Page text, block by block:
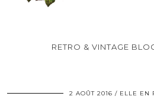
RETRO & VINTAGE
2 AOÛT 2016 ELLE EN